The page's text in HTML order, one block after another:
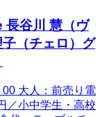
長谷川 慧（ヴ
（チェロ）グ
大人：前売り電
／小中学生・高校